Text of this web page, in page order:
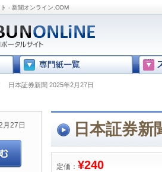
- 新聞オンライン.COM
日本証券新聞 2025年2月27日
日本証券新
定価： ¥240